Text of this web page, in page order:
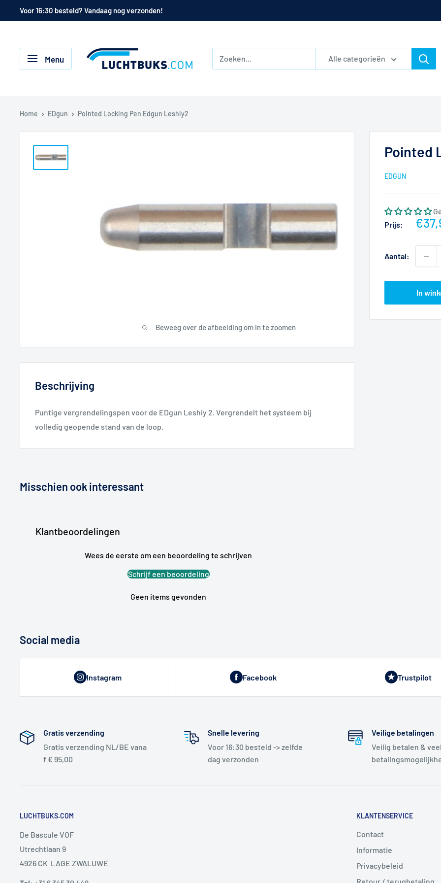
de
Voor 16:30 besteld? Vandaag nog verzonden!
Menu Luchtbuks.com
Alle categorieën
Home EDgun Pointed Locking Pen Edgun Leshiy2
Beweeg over de afbeelding om in te zoomen
Pointed
EDGUN
Prijs:
Aantal:
In
Beschrijving
Puntige vergrendelingspen voor de EDgun Leshiy 2. Vergrendelt het systeem bij
volledig geopende stand van de loop.
Misschien ook interessant
Klantbeoordelingen
Wees de eerste om een beoordeling te schrijven
Schrijf een beoordeling
Geen items gevonden
Social media
Instagram Facebook Trustpilot
Gratis verzending
Gratis verzending NL/BE vana
f € 95,00
Snelle levering
Voor 16:30 besteld -> zelfde
dag verzonden
Veilige betalingen
Veilig betalen & veel
LUCHTBUKS.COM
De Bascule VOF
Utrechtlaan 9
4926 CK LAGE ZWALUWE
KLANTENSERVICE
Contact
Informatie
Privacybeleid
Retour / terugbetaling